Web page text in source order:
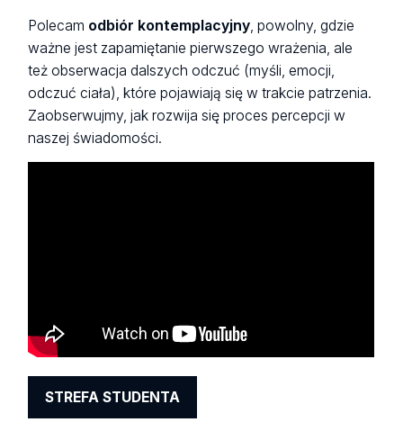
Polecam odbiór kontemplacyjny, powolny, gdzie
ważne jest zapamiętanie pierwszego wrażenia, ale
też obserwacja dalszych odczuć (myśli, emocji,
odczuć ciała), które pojawiają się w trakcie patrzenia.
Zaobserwujmy, jak rozwija się proces percepcji w
naszej świadomości.
STREFA STUDENTA